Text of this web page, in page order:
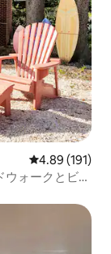
レビュー191
4.89 (191)
ォークとビー